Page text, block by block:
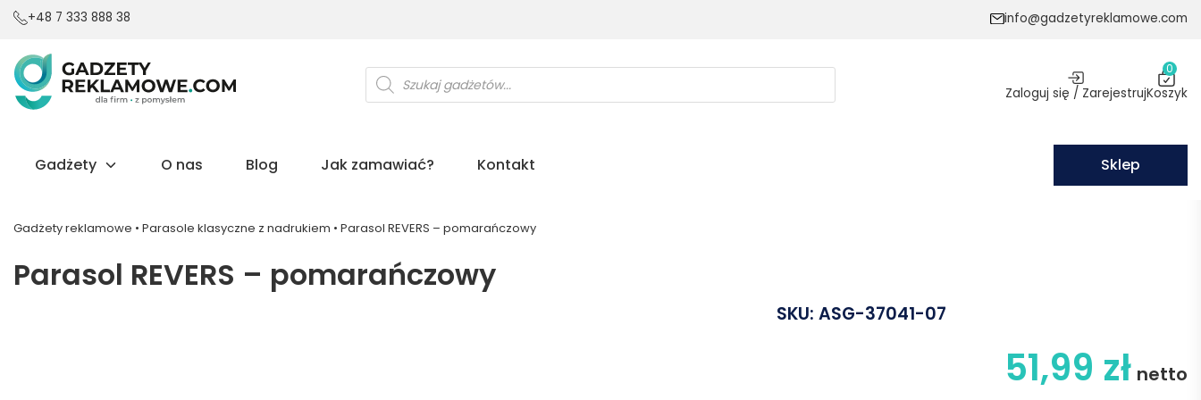
+48 7 333 888 38 info@gadzetyreklamowe.com
Wyszukiwarka
produktów Zaloguj się / Zarejestruj
0
Koszyk
Gadżety O nas Blog Jak zamawiać? Kontakt Sklep
Gadżety reklamowe • Parasole klasyczne z nadrukiem • Parasol REVERS – pomarańczowy
Parasol REVERS – pomarańczowy
SKU:ASG-37041-07
51,99 zł netto